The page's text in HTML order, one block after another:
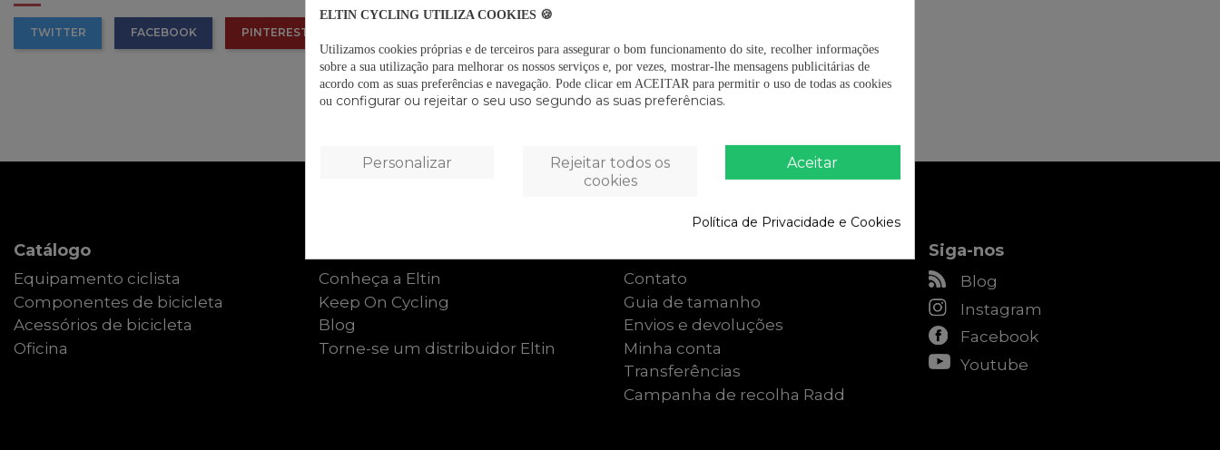
TWITTER FACEBOOK PINTEREST
Catálogo
Equipamento ciclista
Componentes de bicicleta
Acessórios de bicicleta
Oficina
Conheça a Eltin
Keep On Cycling
Blog
Torne-se um distribuidor Eltin
Contato
Guia de tamanho
Envios e devoluções
Minha conta
Transferências
Campanha de recolha Radd
Siga-nos
Blog
Instagram
Facebook
Youtube
ELTIN CYCLING UTILIZA COOKIES 🍪
Utilizamos cookies próprias e de terceiros para assegurar o bom funcionamento do site, recolher informações
sobre a sua utilização para melhorar os nossos serviços e, por vezes, mostrar-lhe mensagens publicitárias de
acordo com as suas preferências e navegação. Pode clicar em ACEITAR para permitir o uso de todas as cookies
ou configurar ou rejeitar o seu uso segundo as suas preferências.
Aceitar
Rejeitar todos os
cookies
Personalizar
Política de Privacidade e Cookies